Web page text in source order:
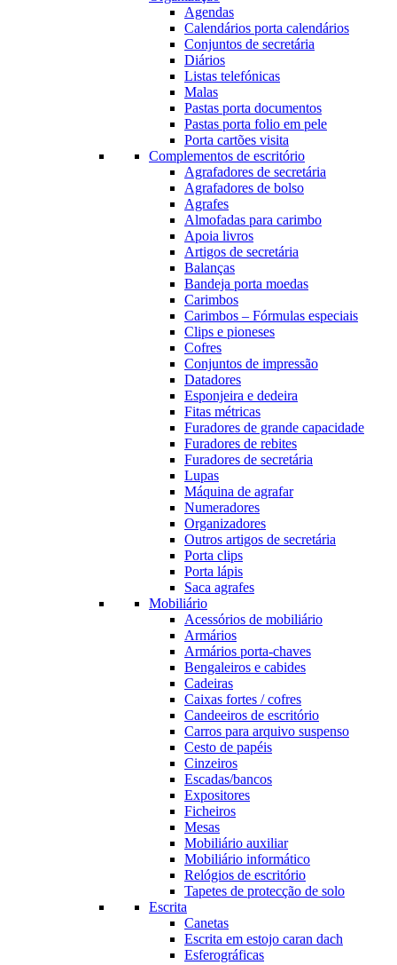
Agendas
Calendários porta calendários
Conjuntos de secretária
Diários
Listas telefónicas
Malas
Pastas porta documentos
Pastas porta folio em pele
Porta cartões visita
Complementos de escritório
Agrafadores de secretária
Agrafadores de bolso
Agrafes
Almofadas para carimbo
Apoia livros
Artigos de secretária
Balanças
Bandeja porta moedas
Carimbos
Carimbos – Fórmulas especiais
Clips e pioneses
Cofres
Conjuntos de impressão
Datadores
Esponjeira e dedeira
Fitas métricas
Furadores de grande capacidade
Furadores de rebites
Furadores de secretária
Lupas
Máquina de agrafar
Numeradores
Organizadores
Outros artigos de secretária
Porta clips
Porta lápis
Saca agrafes
Mobiliário
Acessórios de mobiliário
Armários
Armários porta-chaves
Bengaleiros e cabides
Cadeiras
Caixas fortes / cofres
Candeeiros de escritório
Carros para arquivo suspenso
Cesto de papéis
Cinzeiros
Escadas/bancos
Expositores
Ficheiros
Mesas
Mobiliário auxiliar
Mobiliário informático
Relógios de escritório
Tapetes de protecção de solo
Escrita
Canetas
Escrita em estojo caran dach
Esferográficas